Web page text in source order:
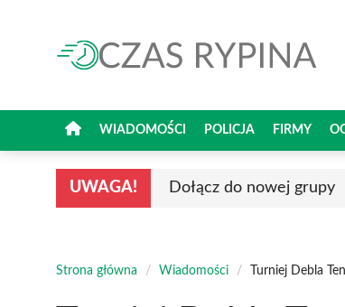
WIADOMOŚCI POLICJA FIRMY
UWAGA! Dołącz do nowej grupy
Strona główna / Wiadomości / Turniej Debla